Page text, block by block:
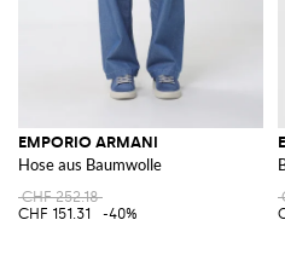
EMPORIO ARMANI
Hose aus Baumwolle
CHF 252.18
CHF 151.31
-40%